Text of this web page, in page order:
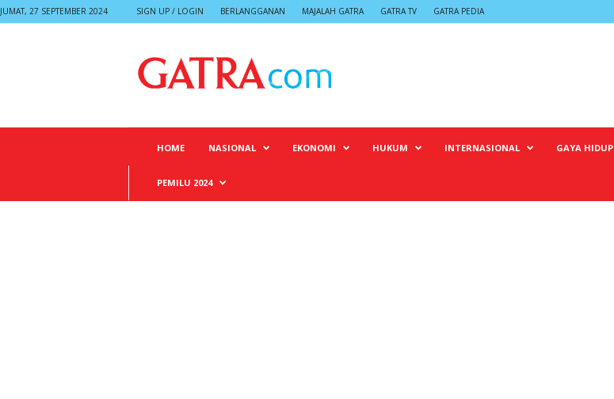
JUMAT, 27 SEPTEMBER 2024 SIGN UP / LOGIN BERLANGGANAN MAJALAH GATRA GATRA TV GATRA PEDIA
HOME NASIONAL EKONOMI HUKUM INTERNASIONAL GAYA HIDUP
PEMILU 2024